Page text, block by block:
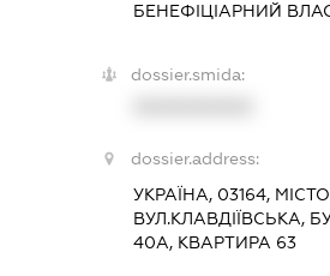
БЕНЕФІЦІАРНИЙ
dossier.smida:
dossier.address:
УКРАЇНА, 03164,
ВУЛ.КЛАВДІЇВСЬКА,
40А, КВАРТИРА 63